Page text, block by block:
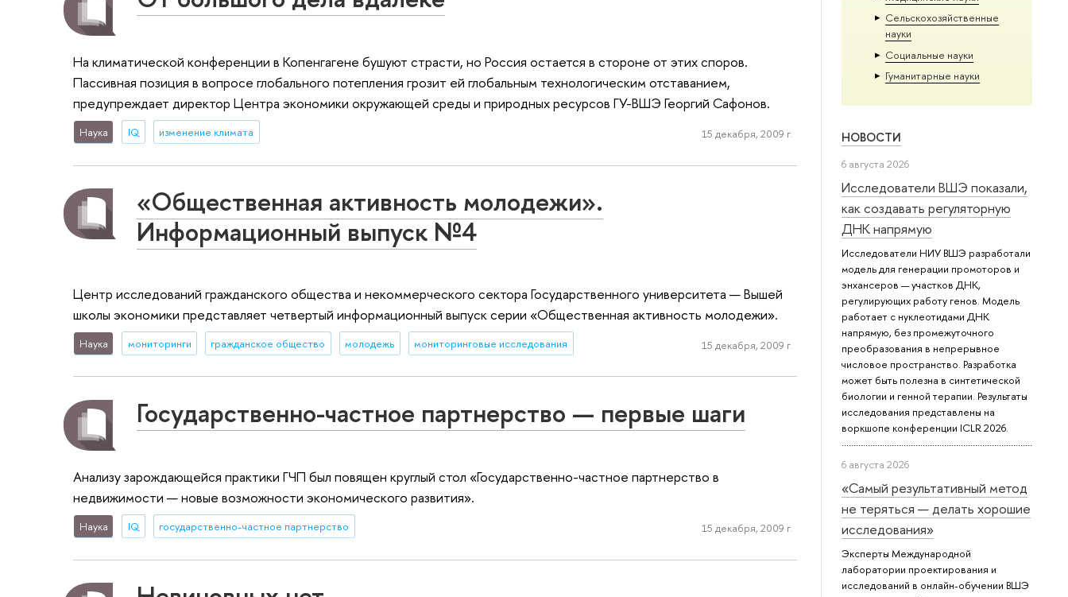
Сельскохозяйственные
науки
Социальные науки
Гуманитарные науки
НОВОСТИ
6 августа 2026
Исследователи ВШЭ показали,
как создавать регуляторную
ДНК напрямую
Исследователи НИУ ВШЭ разработали
модель для генерации промоторов и
энхансеров — участков ДНК,
регулирующих работу генов. Модель
работает с нуклеотидами ДНК
напрямую, без промежуточного
преобразования в непрерывное
числовое пространство. Разработка
может быть полезна в синтетической
биологии и генной терапии. Результаты
исследования представлены на
воркшопе конференции ICLR 2026.
6 августа 2026
«Самый результативный метод
не теряться — делать хорошие
исследования»
Эксперты Международной
лаборатории проектирования и
исследований в онлайн-обучении ВШЭ
На климатической конференции в Копенгагене бушуют страсти, но Россия остается в стороне от этих споров.
Пассивная позиция в вопросе глобального потепления грозит ей глобальным технологическим отставанием,
предупреждает директор Центра экономики окружающей среды и природных ресурсов ГУ-ВШЭ Георгий Сафонов.
Наука IQ изменение климата 15 декабря, 2009 г.
«Общественная активность молодежи».
Информационный выпуск №4
Центр исследований гражданского общества и некоммерческого сектора Государственного университета — Вышей
школы экономики представляет четвертый информационный выпуск серии «Общественная активность молодежи».
Наука мониторинги гражданское общество молодежь мониторинговые исследования 15 декабря, 2009 г.
Государственно-частное партнерство — первые шаги
Анализу зарождающейся практики ГЧП был повящен круглый стол «Государственно-частное партнерство в
недвижимости — новые возможности экономического развития».
Наука IQ государственно-частное партнерство 15 декабря, 2009 г.